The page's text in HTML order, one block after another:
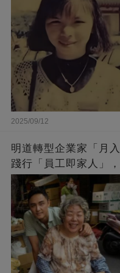
2025/09/12
明道轉型企業家「月
踐行「員工即家人」
闆的福報